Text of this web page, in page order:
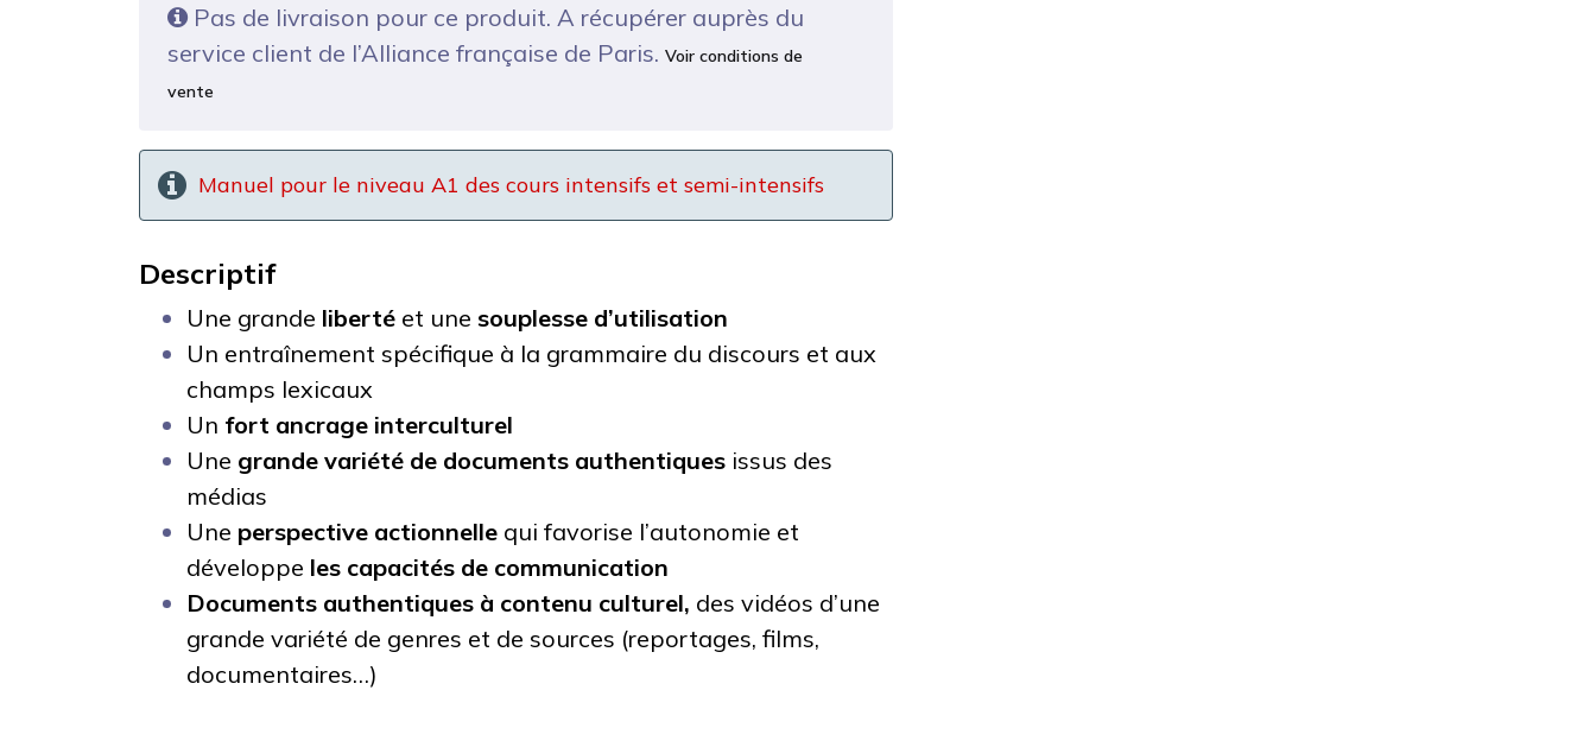
Pas de livraison pour ce produit. A récupérer auprès du
service client de l’Alliance française de Paris. Voir conditions de
vente
Manuel pour le niveau A1 des cours intensifs et semi-intensifs
Descriptif
Une grande liberté et une souplesse d’utilisation
Un entraînement spécifique à la grammaire du discours et aux
champs lexicaux
Un fort ancrage interculturel
Une grande variété de documents authentiques issus des
médias
Une perspective actionnelle qui favorise l’autonomie et
développe les capacités de communication
Documents authentiques à contenu culturel, des vidéos d’une
grande variété de genres et de sources (reportages, films,
documentaires…)